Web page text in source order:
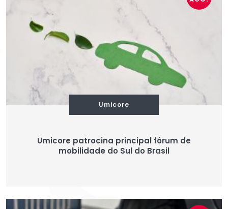
Umicore
Umicore patrocina principal fórum de
mobilidade do Sul do Brasil